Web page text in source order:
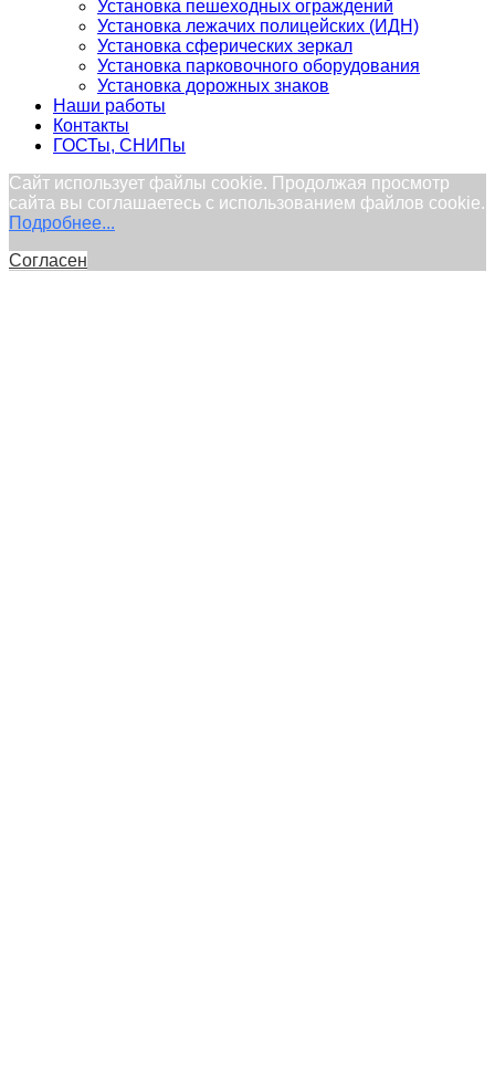
Установка пешеходных ограждений
Установка лежачих полицейских (ИДН)
Установка сферических зеркал
Установка парковочного оборудования
Установка дорожных знаков
Наши работы
Контакты
ГОСТы, СНИПы
Сайт использует файлы cookie. Продолжая просмотр
сайта вы соглашаетесь с использованием файлов cookie.
Подробнее...
Согласен